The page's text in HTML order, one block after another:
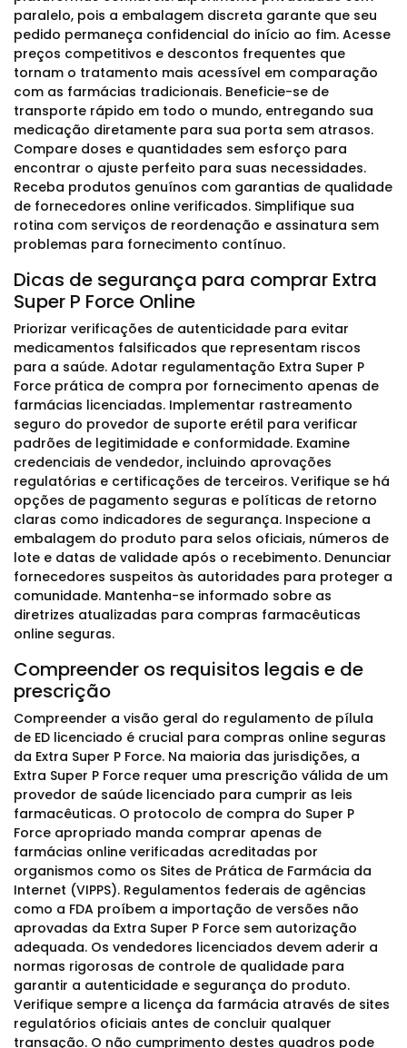
paralelo, pois a embalagem discreta garante que seu
pedido permaneça confidencial do início ao fim. Acesse
preços competitivos e descontos frequentes que
tornam o tratamento mais acessível em comparação
com as farmácias tradicionais. Beneficie-se de
transporte rápido em todo o mundo, entregando sua
medicação diretamente para sua porta sem atrasos.
Compare doses e quantidades sem esforço para
encontrar o ajuste perfeito para suas necessidades.
Receba produtos genuínos com garantias de qualidade
de fornecedores online verificados. Simplifique sua
rotina com serviços de reordenação e assinatura sem
problemas para fornecimento contínuo.
Dicas de segurança para comprar Extra
Super P Force Online
Priorizar verificações de autenticidade para evitar
medicamentos falsificados que representam riscos
para a saúde. Adotar regulamentação Extra Super P
Force prática de compra por fornecimento apenas de
farmácias licenciadas. Implementar rastreamento
seguro do provedor de suporte erétil para verificar
padrões de legitimidade e conformidade. Examine
credenciais de vendedor, incluindo aprovações
regulatórias e certificações de terceiros. Verifique se há
opções de pagamento seguras e políticas de retorno
claras como indicadores de segurança. Inspecione a
embalagem do produto para selos oficiais, números de
lote e datas de validade após o recebimento. Denunciar
fornecedores suspeitos às autoridades para proteger a
comunidade. Mantenha-se informado sobre as
diretrizes atualizadas para compras farmacêuticas
online seguras.
Compreender os requisitos legais e de
prescrição
Compreender a visão geral do regulamento de pílula
de ED licenciado é crucial para compras online seguras
da Extra Super P Force. Na maioria das jurisdições, a
Extra Super P Force requer uma prescrição válida de um
provedor de saúde licenciado para cumprir as leis
farmacêuticas. O protocolo de compra do Super P
Force apropriado manda comprar apenas de
farmácias online verificadas acreditadas por
organismos como os Sites de Prática de Farmácia da
Internet (VIPPS). Regulamentos federais de agências
como a FDA proíbem a importação de versões não
aprovadas da Extra Super P Force sem autorização
adequada. Os vendedores licenciados devem aderir a
normas rigorosas de controle de qualidade para
garantir a autenticidade e segurança do produto.
Verifique sempre a licença da farmácia através de sites
regulatórios oficiais antes de concluir qualquer
transação. O não cumprimento destes quadros pode